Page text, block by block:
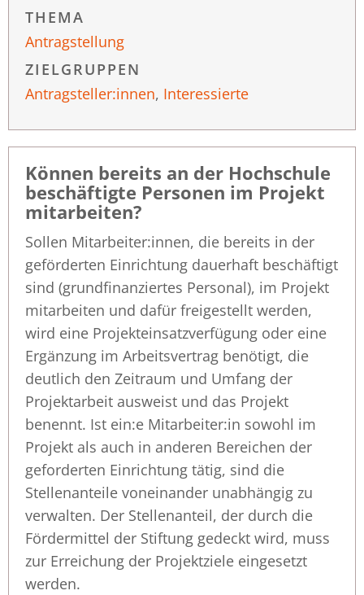
THEMA
Antragstellung
ZIELGRUPPEN
Antragsteller:innen, Interessierte
Können bereits an der Hochschule
beschäftigte Personen im Projekt
mitarbeiten?
Sollen Mitarbeiter:innen, die bereits in der
geförderten Einrichtung dauerhaft beschäftigt
sind (grundfinanziertes Personal), im Projekt
mitarbeiten und dafür freigestellt werden,
wird eine Projekteinsatzverfügung oder eine
Ergänzung im Arbeitsvertrag benötigt, die
deutlich den Zeitraum und Umfang der
Projektarbeit ausweist und das Projekt
benennt. Ist ein:e Mitarbeiter:in sowohl im
Projekt als auch in anderen Bereichen der
geforderten Einrichtung tätig, sind die
Stellenanteile voneinander unabhängig zu
verwalten. Der Stellenanteil, der durch die
Fördermittel der Stiftung gedeckt wird, muss
zur Erreichung der Projektziele eingesetzt
werden.